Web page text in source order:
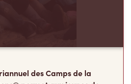
des Camps de la